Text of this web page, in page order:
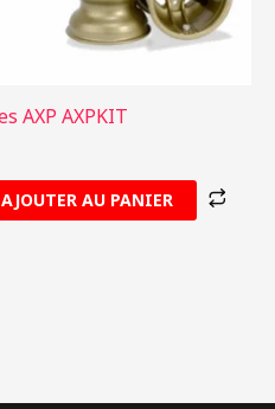
AXP AXPKIT
AJOUTER AU PANIER